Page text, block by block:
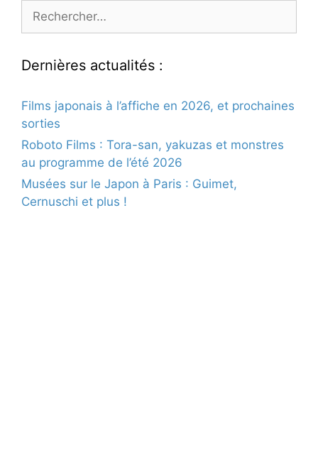
Rechercher :
Dernières actualités :
Films japonais à l’affiche en 2026, et prochaines
sorties
Roboto Films : Tora-san, yakuzas et monstres
au programme de l’été 2026
Musées sur le Japon à Paris : Guimet,
Cernuschi et plus !